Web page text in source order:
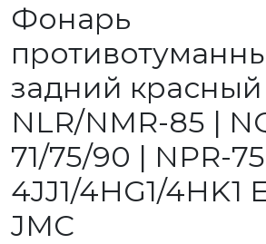
Фонарь
задний красный
NLR/NMR-85 |
71/75/90 | NPR-
4JJ1/4HG1/4HK1
JMC